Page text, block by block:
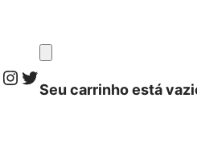
Instagram
Twitter
Seu carrinho está